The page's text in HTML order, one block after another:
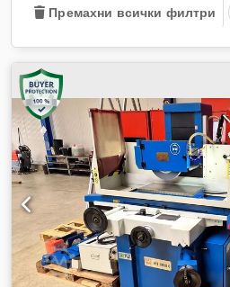
Премахни всички филтри